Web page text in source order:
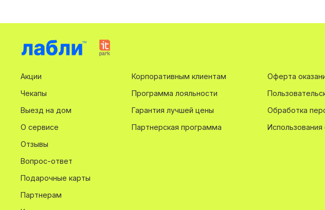
Акции
Чекапы
Выезд на дом
О сервисе
Отзывы
Вопрос-ответ
Подарочные карты
Партнерам
Корпоративным клиентам
Программа лояльности
Гарантия лучшей цены
Партнерская программа
Оферта
Обработка